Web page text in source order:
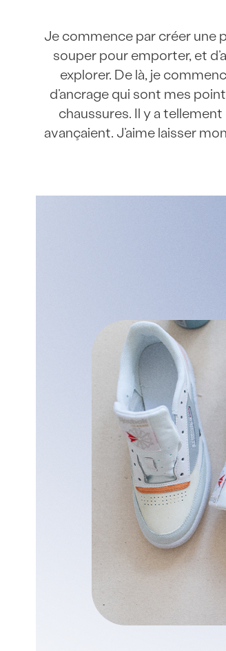
Je commence par créer une
souper pour emporter, et
explorer. De là, je
d’ancrage qui sont mes
chaussures. Il y a
avançaient. J’aime laisser